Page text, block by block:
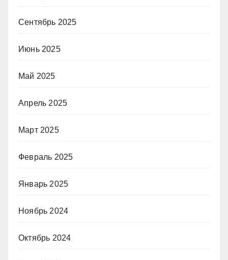
Сентябрь 2025
Июнь 2025
Май 2025
Апрель 2025
Март 2025
Февраль 2025
Январь 2025
Ноябрь 2024
Октябрь 2024